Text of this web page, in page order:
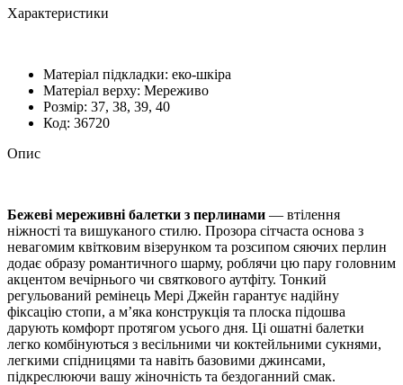
Характеристики
Матеріал підкладки: еко-шкіра
Матеріал верху: Мереживо
Розмiр: 37, 38, 39, 40
Код: 36720
Опис
Бежеві мереживні балетки з перлинами — втілення
ніжності та вишуканого стилю. Прозора сітчаста основа з
невагомим квітковим візерунком та розсипом сяючих перлин
додає образу романтичного шарму, роблячи цю пару головним
акцентом вечірнього чи святкового аутфіту. Тонкий
регульований ремінець Мері Джейн гарантує надійну
фіксацію стопи, а м’яка конструкція та плоска підошва
дарують комфорт протягом усього дня. Ці ошатні балетки
легко комбінуються з весільними чи коктейльними сукнями,
легкими спідницями та навіть базовими джинсами,
підкреслюючи вашу жіночність та бездоганний смак.